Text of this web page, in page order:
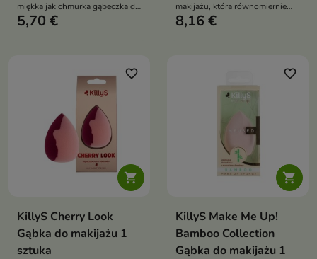
miękka jak chmurka gąbeczka do
makijażu, która zapewnia
rozświetlacza, a także do
podkładu — delikatna dla skóry,
wygodna w użyciu i łatwa w
czyszczeniu
5,70 €
makijażu, która równomiernie
rozprowadza produkty i
8,16 €

favorite_border
KillyS Cherry Look
Gąbka do makijażu 1
sztuka

favorite_border
KillyS Make Me Up!
Bamboo Collection
Gąbka do makijażu 1